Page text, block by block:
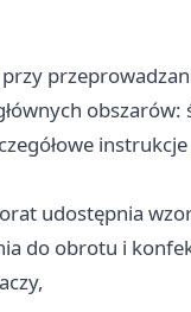
udostępnia
do obrotu i